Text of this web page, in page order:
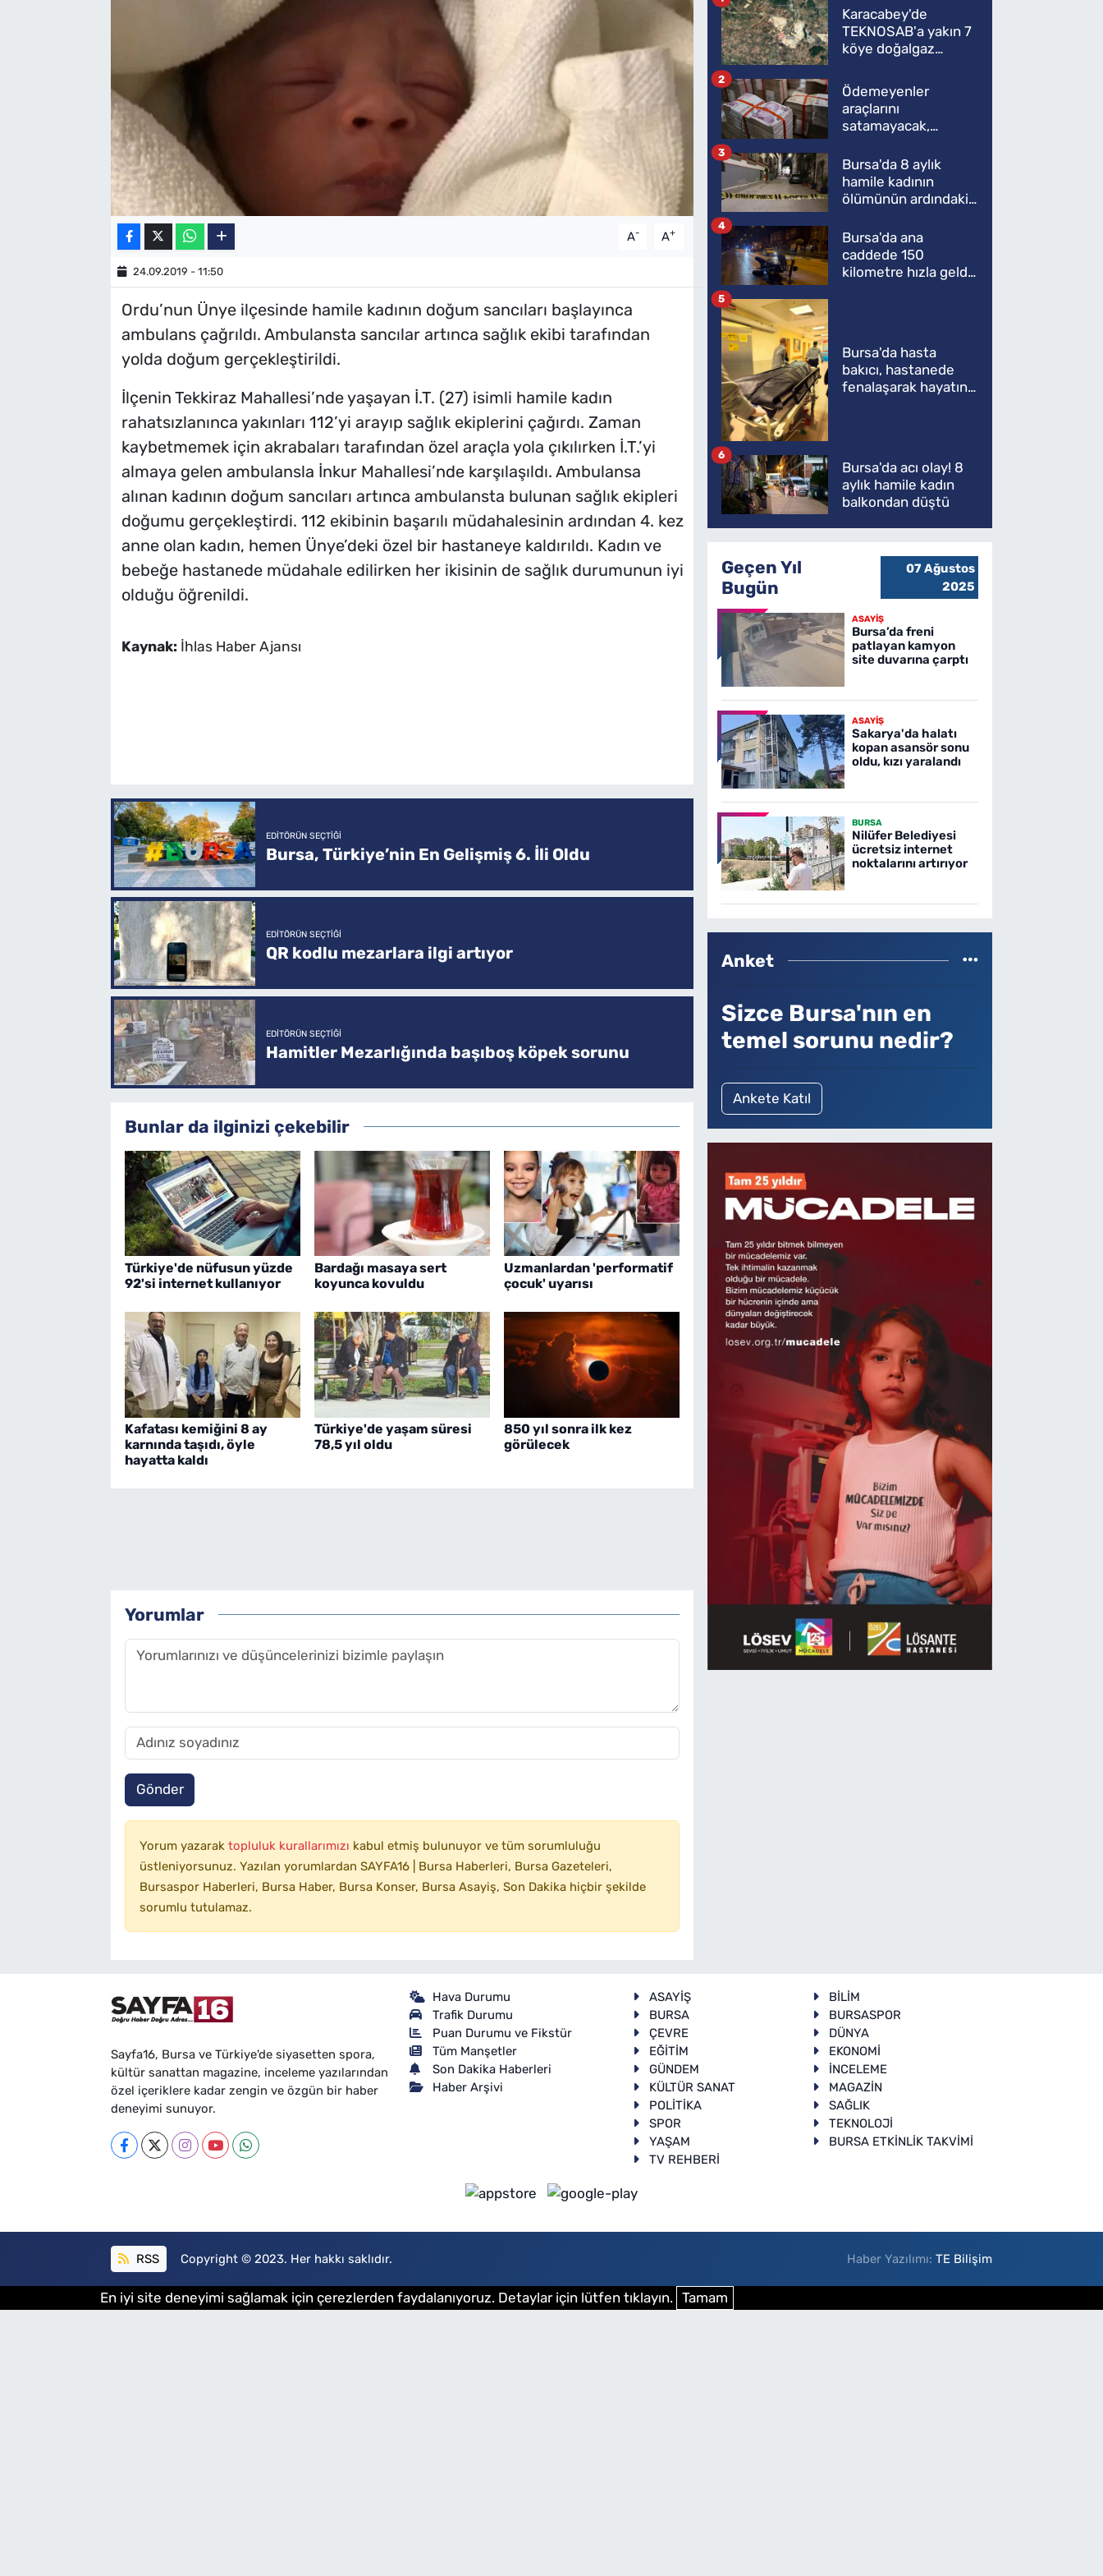
A- A+
24.09.2019 - 11:50
Ordu’nun Ünye ilçesinde hamile kadının doğum sancıları başlayınca
ambulans çağrıldı. Ambulansta sancılar artınca sağlık ekibi tarafından
yolda doğum gerçekleştirildi.
İlçenin Tekkiraz Mahallesi’nde yaşayan İ.T. (27) isimli hamile kadın
rahatsızlanınca yakınları 112’yi arayıp sağlık ekiplerini çağırdı. Zaman
kaybetmemek için akrabaları tarafından özel araçla yola çıkılırken İ.T.’yi
almaya gelen ambulansla İnkur Mahallesi’nde karşılaşıldı. Ambulansa
alınan kadının doğum sancıları artınca ambulansta bulunan sağlık ekipleri
doğumu gerçekleştirdi. 112 ekibinin başarılı müdahalesinin ardından 4. kez
anne olan kadın, hemen Ünye’deki özel bir hastaneye kaldırıldı. Kadın ve
bebeğe hastanede müdahale edilirken her ikisinin de sağlık durumunun iyi
olduğu öğrenildi.
Kaynak: İhlas Haber Ajansı
EDITÖRÜN SEÇTIĞI
Bursa, Türkiye’nin En Gelişmiş 6. İli Oldu
EDITÖRÜN SEÇTIĞI
QR kodlu mezarlara ilgi artıyor
EDITÖRÜN SEÇTIĞI
Hamitler Mezarlığında başıboş köpek sorunu
Bunlar da ilginizi çekebilir
Türkiye'de nüfusun yüzde
92'si internet kullanıyor
Bardağı masaya sert
koyunca kovuldu
Uzmanlardan 'performatif
çocuk' uyarısı
Kafatası kemiğini 8 ay
karnında taşıdı, öyle
hayatta kaldı
Türkiye'de yaşam süresi
78,5 yıl oldu
850 yıl sonra ilk kez
görülecek
Yorumlar
Gönder
Yorum yazarak topluluk kurallarımızı kabul etmiş bulunuyor ve tüm sorumluluğu
üstleniyorsunuz. Yazılan yorumlardan SAYFA16 | Bursa Haberleri, Bursa Gazeteleri,
Bursaspor Haberleri, Bursa Haber, Bursa Konser, Bursa Asayiş, Son Dakika hiçbir şekilde
sorumlu tutulamaz.
Karacabey'de
TEKNOSAB'a yakın 7
köye doğalgaz
Ödemeyenler
araçlarını
satamayacak,
2
Bursa'da 8 aylık
hamile kadının
ölümünün ardındaki
3
Bursa'da ana
caddede 150
kilometre hızla geldi,
4
Bursa'da hasta
bakıcı, hastanede
fenalaşarak hayatını
5
Bursa'da acı olay! 8
aylık hamile kadın
balkondan düştü
6
Geçen Yıl
Bugün
07 Ağustos
2025
ASAYİŞ
Bursa’da freni
patlayan kamyon
site duvarına çarptı
ASAYİŞ
Sakarya'da halatı
kopan asansör sonu
oldu, kızı yaralandı
BURSA
Nilüfer Belediyesi
ücretsiz internet
noktalarını artırıyor
Anket
Sizce Bursa'nın en
temel sorunu nedir?
Ankete Katıl
Sayfa16, Bursa ve Türkiye'de siyasetten spora,
kültür sanattan magazine, inceleme yazılarından
özel içeriklere kadar zengin ve özgün bir haber
deneyimi sunuyor.
Hava Durumu
Trafik Durumu
Puan Durumu ve Fikstür
Tüm Manşetler
Son Dakika Haberleri
Haber Arşivi
ASAYİŞ
BİLİM
BURSA
BURSASPOR
ÇEVRE
DÜNYA
EĞİTİM
EKONOMİ
GÜNDEM
İNCELEME
KÜLTÜR SANAT
MAGAZİN
POLİTİKA
SAĞLIK
SPOR
TEKNOLOJİ
YAŞAM
BURSA ETKİNLİK TAKVİMİ
TV REHBERİ
RSS Copyright © 2023. Her hakkı saklıdır. Haber Yazılımı:TE Bilişim
En iyi site deneyimi sağlamak için çerezlerden faydalanıyoruz. Detaylar için lütfen tıklayın. Tamam
TV REHBERİ